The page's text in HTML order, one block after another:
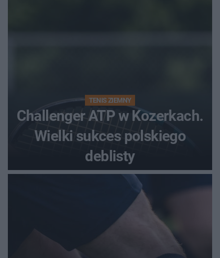
TENIS ZIEMNY
Challenger ATP w Kozerkach.
Wielki sukces polskiego
deblisty